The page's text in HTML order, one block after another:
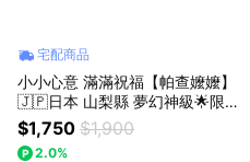
宅配商品
小小心意 滿滿祝福【帕查嬤嬤】
🇯🇵日本 山梨縣 夢幻神級🌟限
量款《春日居》川中島 水蜜桃 2
玉禮盒🍑｜日本水蜜桃禮盒
$1,750 $1,900
2.0%